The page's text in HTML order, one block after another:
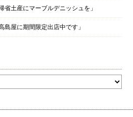
省土産にマーブルデニッシュを」
島屋に期間限定出店中です」